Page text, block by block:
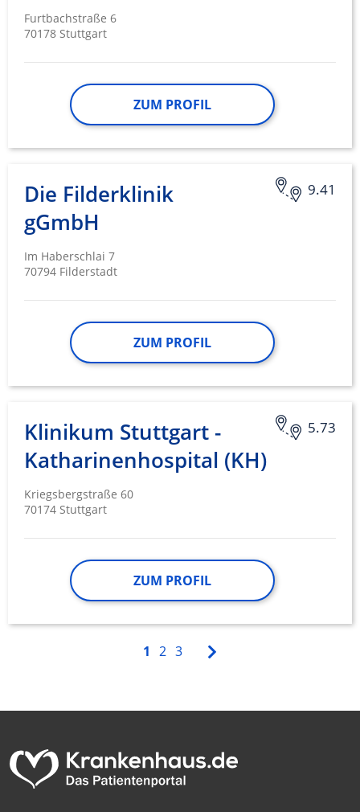
Furtbachstraße 6
70178 Stuttgart
ZUM PROFIL
9.41
Die Filderklinik
gGmbH
Im Haberschlai 7
70794 Filderstadt
ZUM PROFIL
5.73
Klinikum Stuttgart -
Katharinenhospital (KH)
Kriegsbergstraße 60
70174 Stuttgart
ZUM PROFIL
1 2 3